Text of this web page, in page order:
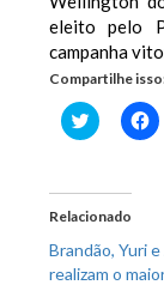
eleito pelo
campanha
Compartilhe
Clique
para
em
nova
janela)
Relacionado
Brandão, Yuri
realizam o